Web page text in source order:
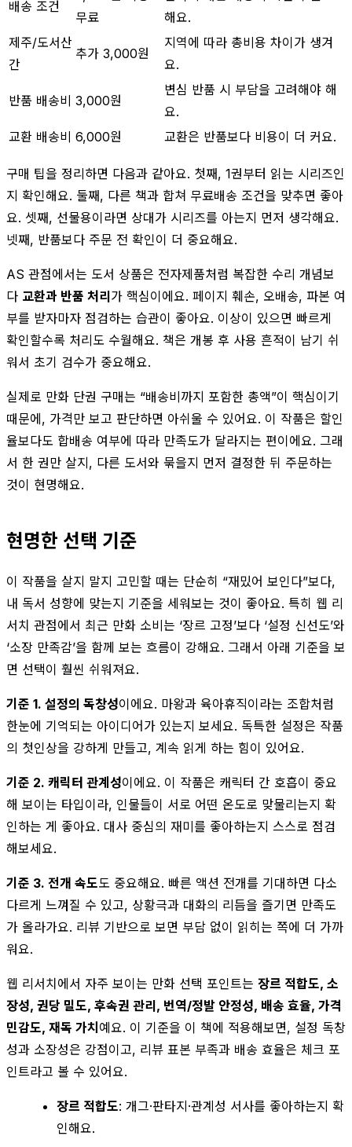
배송 조건
무료
해요.
제주/도서산
간
추가 3,000원
지역에 따라 총비용 차이가 생겨
요.
반품 배송비 3,000원
변심 반품 시 부담을 고려해야 해
요.
교환 배송비 6,000원 교환은 반품보다 비용이 더 커요.
구매 팁을 정리하면 다음과 같아요. 첫째, 1권부터 읽는 시리즈인
지 확인해요. 둘째, 다른 책과 합쳐 무료배송 조건을 맞추면 좋아
요. 셋째, 선물용이라면 상대가 시리즈를 아는지 먼저 생각해요.
넷째, 반품보다 주문 전 확인이 더 중요해요.
AS 관점에서는 도서 상품은 전자제품처럼 복잡한 수리 개념보
다 교환과 반품 처리가 핵심이에요. 페이지 훼손, 오배송, 파본 여
부를 받자마자 점검하는 습관이 좋아요. 이상이 있으면 빠르게
확인할수록 처리도 수월해요. 책은 개봉 후 사용 흔적이 남기 쉬
워서 초기 검수가 중요해요.
실제로 만화 단권 구매는 “배송비까지 포함한 총액”이 핵심이기
때문에, 가격만 보고 판단하면 아쉬울 수 있어요. 이 작품은 할인
율보다도 합배송 여부에 따라 만족도가 달라지는 편이에요. 그래
서 한 권만 살지, 다른 도서와 묶을지 먼저 결정한 뒤 주문하는
것이 현명해요.
현명한 선택 기준
이 작품을 살지 말지 고민할 때는 단순히 “재밌어 보인다”보다,
내 독서 성향에 맞는지 기준을 세워보는 것이 좋아요. 특히 웹 리
서치 관점에서 최근 만화 소비는 ‘장르 고정’보다 ‘설정 신선도’와
‘소장 만족감’을 함께 보는 흐름이 강해요. 그래서 아래 기준을 보
면 선택이 훨씬 쉬워져요.
기준 1. 설정의 독창성이에요. 마왕과 육아휴직이라는 조합처럼
한눈에 기억되는 아이디어가 있는지 보세요. 독특한 설정은 작품
의 첫인상을 강하게 만들고, 계속 읽게 하는 힘이 있어요.
기준 2. 캐릭터 관계성이에요. 이 작품은 캐릭터 간 호흡이 중요
해 보이는 타입이라, 인물들이 서로 어떤 온도로 맞물리는지 확
인하는 게 좋아요. 대사 중심의 재미를 좋아하는지 스스로 점검
해보세요.
기준 3. 전개 속도도 중요해요. 빠른 액션 전개를 기대하면 다소
다르게 느껴질 수 있고, 상황극과 대화의 리듬을 즐기면 만족도
가 올라가요. 리뷰 기반으로 보면 부담 없이 읽히는 쪽에 더 가까
워요.
웹 리서치에서 자주 보이는 만화 선택 포인트는 장르 적합도, 소
장성, 권당 밀도, 후속권 관리, 번역/정발 안정성, 배송 효율, 가격
민감도, 재독 가치예요. 이 기준을 이 책에 적용해보면, 설정 독창
성과 소장성은 강점이고, 리뷰 표본 부족과 배송 효율은 체크 포
인트라고 볼 수 있어요.
장르 적합도: 개그·판타지·관계성 서사를 좋아하는지 확
인해요.